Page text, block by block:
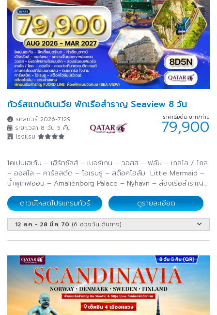
ทัวร์สแกนดิเนเวีย พักเรือสำราญ Seaview 8 วัน
รหัสทัวร์ 2026-7129
ระยะเวลา 8 วัน 5 คืน
โรงแรม
ราคาเริ่มต้น บาท/ท่าน
79,900
โคเปนเฮเก้น – เฮิร์ทชัลส์ – เบอร์เกน – วอสส – ฟลัม – เกลโล / โกล
– ออสโล – คาร์ลสตัด – โอเรบรู – สต๊อคโฮล์ม Little Mermaid –
น้ำพุเกฟิออน – Amalienborg Palace – Nyhavn – ล่องเรือสำราญ
Fjord Line – รถรางขึ้นยอดเขาฟลอเยน – Bryggen – Flam Railway
– Nærøyfjord – สวนประติมากรรมวิกแลนด์
ดาวน์โหลดโปรแกรมทัวร์ ดูรายละเอียด
12 ส.ค. - 28 มี.ค. 70 (6 ช่วงวันเดินทาง)